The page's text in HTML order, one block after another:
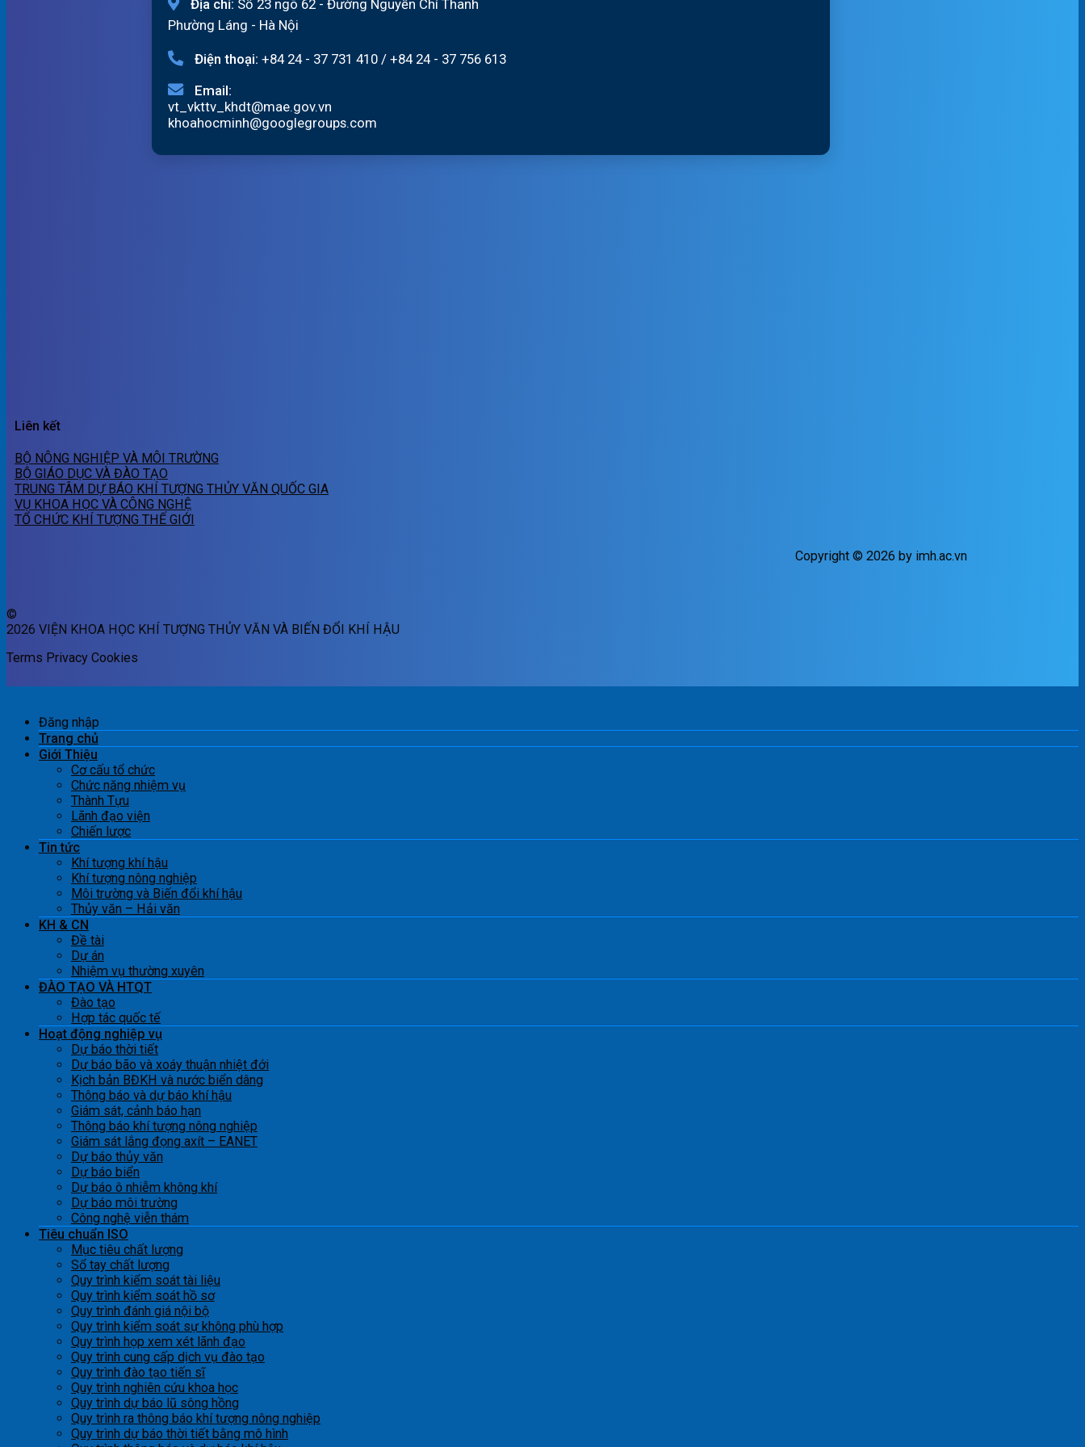
Địa chỉ: Số 23 ngõ 62 - Đường Nguyễn Chí Thanh
Phường Láng - Hà Nội
Điện thoại: +84 24 - 37 731 410 / +84 24 - 37 756 613
Email:
vt_vkttv_khdt@mae.gov.vn
khoahocminh@googlegroups.com
Liên kết
BỘ NÔNG NGHIỆP VÀ MÔI TRƯỜNG
BỘ GIÁO DỤC VÀ ĐÀO TẠO
TRUNG TÂM DỰ BÁO KHÍ TƯỢNG THỦY VĂN QUỐC GIA
VỤ KHOA HỌC VÀ CÔNG NGHỆ
TỔ CHỨC KHÍ TƯỢNG THẾ GIỚI
Copyright © 2026 by imh.ac.vn
©
2026 VIỆN KHOA HỌC KHÍ TƯỢNG THỦY VĂN VÀ BIẾN ĐỔI KHÍ HẬU
Terms Privacy Cookies
Đăng nhập
Trang chủ
Giới Thiệu
Cơ cấu tổ chức
Chức năng nhiệm vụ
Thành Tựu
Lãnh đạo viện
Chiến lược
Tin tức
Khí tượng khí hậu
Khí tượng nông nghiệp
Môi trường và Biến đổi khí hậu
Thủy văn – Hải văn
KH & CN
Đề tài
Dự án
Nhiệm vụ thường xuyên
ĐÀO TẠO VÀ HTQT
Đào tạo
Hợp tác quốc tế
Hoạt động nghiệp vụ
Dự báo thời tiết
Dự báo bão và xoáy thuận nhiệt đới
Kịch bản BĐKH và nước biển dâng
Thông báo và dự báo khí hậu
Giám sát, cảnh báo hạn
Thông báo khí tượng nông nghiệp
Giám sát lắng đọng axít – EANET
Dự báo thủy văn
Dự báo biển
Dự báo ô nhiễm không khí
Dự báo môi trường
Công nghệ viễn thám
Tiêu chuẩn ISO
Mục tiêu chất lượng
Sổ tay chất lượng
Quy trình kiểm soát tài liệu
Quy trình kiểm soát hồ sơ
Quy trình đánh giá nội bộ
Quy trình kiểm soát sự không phù hợp
Quy trình họp xem xét lãnh đạo
Quy trình cung cấp dịch vụ đào tạo
Quy trình đào tạo tiến sĩ
Quy trình nghiên cứu khoa học
Quy trình dự báo lũ sông hồng
Quy trình ra thông báo khí tượng nông nghiệp
Quy trình dự báo thời tiết bằng mô hình